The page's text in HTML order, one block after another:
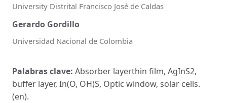
University Distrital Francisco José de Caldas
Gerardo Gordillo
Universidad Nacional de Colombia
Palabras clave: Absorber layerthin film, AgInS2,
buffer layer, In(O, OH)S, Optic window, solar cells.
(en).